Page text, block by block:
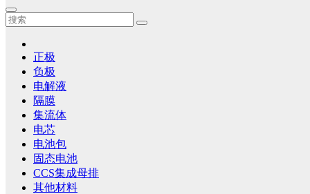
正极
负极
电解液
隔膜
集流体
电芯
电池包
固态电池
CCS集成母排
其他材料